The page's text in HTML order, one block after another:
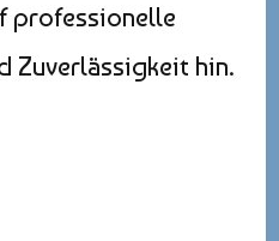
professionelle
Zuverlässigkeit hin.